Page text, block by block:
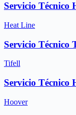
Servicio Técnico
Heat Line
Servicio Técnico
Tifell
Servicio Técnico
Hoover